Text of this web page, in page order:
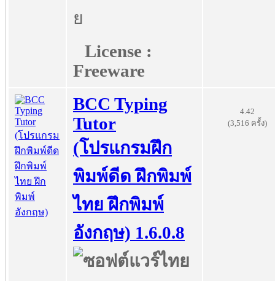
ย
License :
Freeware
BCC Typing
Tutor
(โปรแกรมฝึก
พิมพ์ดีด ฝึกพิมพ์
ไทย ฝึกพิมพ์
อังกฤษ) 1.6.0.8
4.42
(3,516 ครั้ง)